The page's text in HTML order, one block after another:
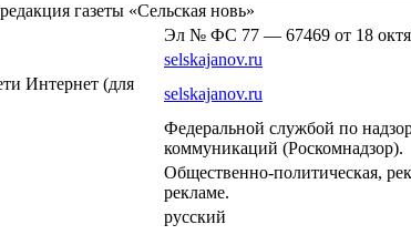
газеты «Сельская новь»
Эл № ФС 77 — 67469 от 18
selskajanov.ru
Интернет (для
selskajanov.ru
Федеральной службой по
коммуникаций (Роскомнадзор).
Общественно-политическая,
рекламе.
русский